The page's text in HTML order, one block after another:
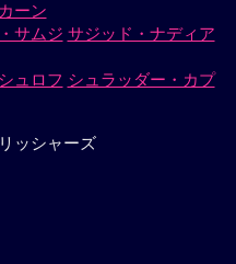
ーン
サムジ サジッド・ナディア
ュロフ シュラッダー・カプ
ッシャーズ